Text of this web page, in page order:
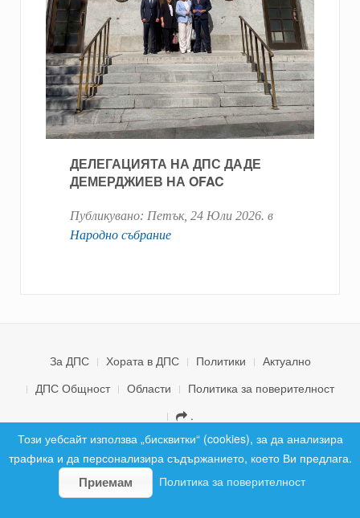
ДЕЛЕГАЦИЯТА НА ДПС ДАДЕ
ДЕМЕРДЖИЕВ НА OFAC
Публикувано: Петък, 24 Юли 2026. в
Народно събрание
За ДПС Хората в ДПС Политики
Актуално
ДПС Общност
Области
Политика за поверителност
.
© 2026 ДПС България. Всички права запазени.
Този уебсайт използва „бисквитки“ (cookies), за да анализира
трафика и да персонализира съдържанието, което Ви предлага.
Приемам Политика за поверителност